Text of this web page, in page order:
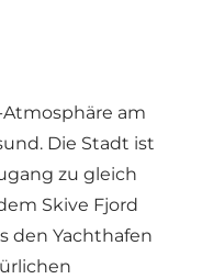
am
Die Stadt ist
zu gleich
Skive Fjord
den Yachthafen